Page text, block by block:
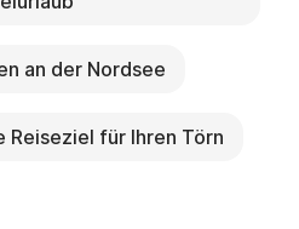
an der Nordsee
Reiseziel für Ihren Törn